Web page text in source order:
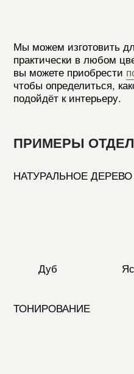
LANVIN130
LANVIN010
могут отличаться от действительных